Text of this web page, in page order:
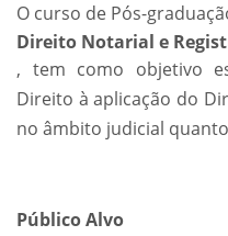
O curso de Pós-
Direito Notarial e
, tem como objetivo
Direito à aplicação do
no âmbito judicial
Público Alvo